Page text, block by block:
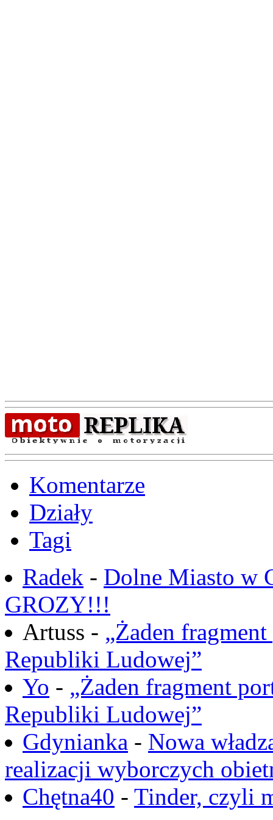
Komentarze
Działy
Tagi
Radek - Dolne Miasto w
GROZY!!!
Artuss - „Żaden
Republiki Ludowej”
Yo - „Żaden fragment
Republiki Ludowej”
Gdynianka - Nowa
realizacji wyborczych
Chętna40 - Tinder, czyli